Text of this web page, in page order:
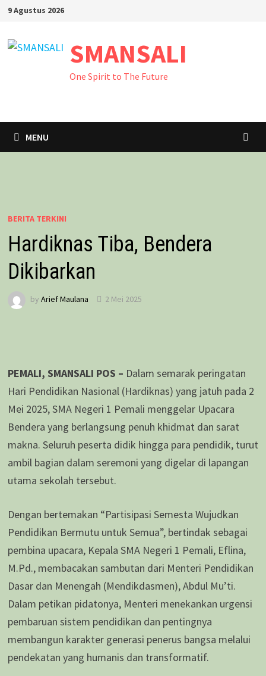
Skip
content
9 Agustus 2026
SMANSALI
One Spirit to The Future
MENU
BERITA TERKINI
Hardiknas Tiba, Bendera
Dikibarkan
by Arief Maulana 2 Mei 2025
PEMALI, SMANSALI POS – Dalam semarak peringatan
Hari Pendidikan Nasional (Hardiknas) yang jatuh pada 2
Mei 2025, SMA Negeri 1 Pemali menggelar Upacara
Bendera yang berlangsung penuh khidmat dan sarat
makna. Seluruh peserta didik hingga para pendidik, turut
ambil bagian dalam seremoni yang digelar di lapangan
utama sekolah tersebut.
Dengan bertemakan “Partisipasi Semesta Wujudkan
Pendidikan Bermutu untuk Semua”, bertindak sebagai
pembina upacara, Kepala SMA Negeri 1 Pemali, Eflina,
M.Pd., membacakan sambutan dari Menteri Pendidikan
Dasar dan Menengah (Mendikdasmen), Abdul Mu’ti.
Dalam petikan pidatonya, Menteri menekankan urgensi
pembaruan sistem pendidikan dan pentingnya
membangun karakter generasi penerus bangsa melalui
pendekatan yang humanis dan transformatif.